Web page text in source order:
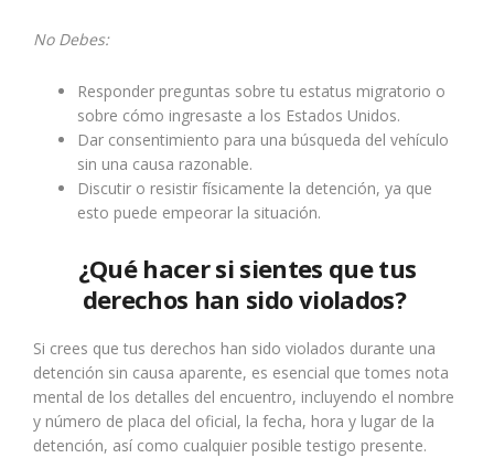
No Debes:
Responder preguntas sobre tu estatus migratorio o
sobre cómo ingresaste a los Estados Unidos.
Dar consentimiento para una búsqueda del vehículo
sin una causa razonable.
Discutir o resistir físicamente la detención, ya que
esto puede empeorar la situación.
¿Qué hacer si sientes que tus
derechos han sido violados?
Si crees que tus derechos han sido violados durante una
detención sin causa aparente, es esencial que tomes nota
mental de los detalles del encuentro, incluyendo el nombre
y número de placa del oficial, la fecha, hora y lugar de la
detención, así como cualquier posible testigo presente.